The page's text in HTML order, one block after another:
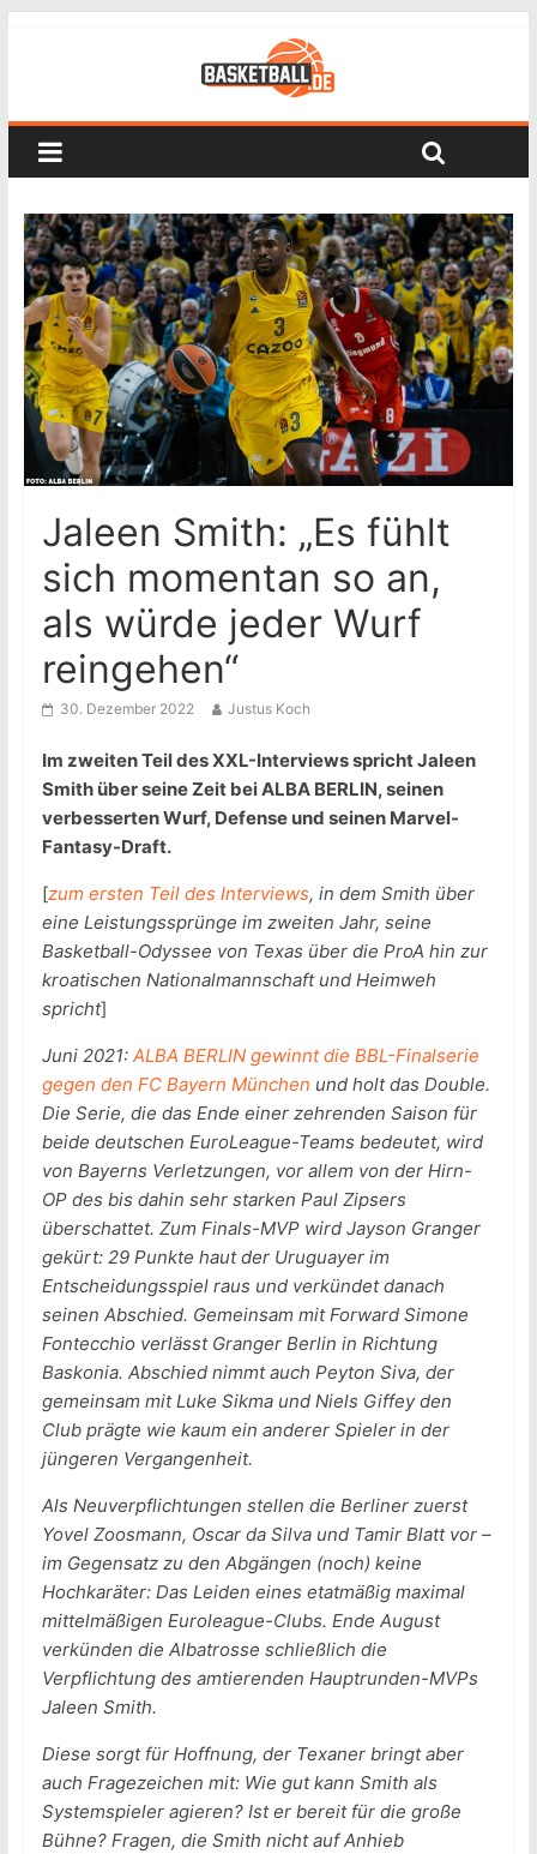
Jaleen Smith: „Es fühlt
sich momentan so an,
als würde jeder Wurf
reingehen“
30. Dezember 2022 Justus Koch
Im zweiten Teil des XXL-Interviews spricht Jaleen
Smith über seine Zeit bei ALBA BERLIN, seinen
verbesserten Wurf, Defense und seinen Marvel-
Fantasy-Draft.
[zum ersten Teil des Interviews, in dem Smith über
eine Leistungssprünge im zweiten Jahr, seine
Basketball-Odyssee von Texas über die ProA hin zur
kroatischen Nationalmannschaft und Heimweh
spricht]
Juni 2021: ALBA BERLIN gewinnt die BBL-Finalserie
gegen den FC Bayern München und holt das Double.
Die Serie, die das Ende einer zehrenden Saison für
beide deutschen EuroLeague-Teams bedeutet, wird
von Bayerns Verletzungen, vor allem von der Hirn-
OP des bis dahin sehr starken Paul Zipsers
überschattet. Zum Finals-MVP wird Jayson Granger
gekürt: 29 Punkte haut der Uruguayer im
Entscheidungsspiel raus und verkündet danach
seinen Abschied. Gemeinsam mit Forward Simone
Fontecchio verlässt Granger Berlin in Richtung
Baskonia. Abschied nimmt auch Peyton Siva, der
gemeinsam mit Luke Sikma und Niels Giffey den
Club prägte wie kaum ein anderer Spieler in der
jüngeren Vergangenheit.
Als Neuverpflichtungen stellen die Berliner zuerst
Yovel Zoosmann, Oscar da Silva und Tamir Blatt vor –
im Gegensatz zu den Abgängen (noch) keine
Hochkaräter: Das Leiden eines etatmäßig maximal
mittelmäßigen Euroleague-Clubs. Ende August
verkünden die Albatrosse schließlich die
Verpflichtung des amtierenden Hauptrunden-MVPs
Jaleen Smith.
Diese sorgt für Hoffnung, der Texaner bringt aber
auch Fragezeichen mit: Wie gut kann Smith als
Systemspieler agieren? Ist er bereit für die große
Bühne? Fragen, die Smith nicht auf Anhieb